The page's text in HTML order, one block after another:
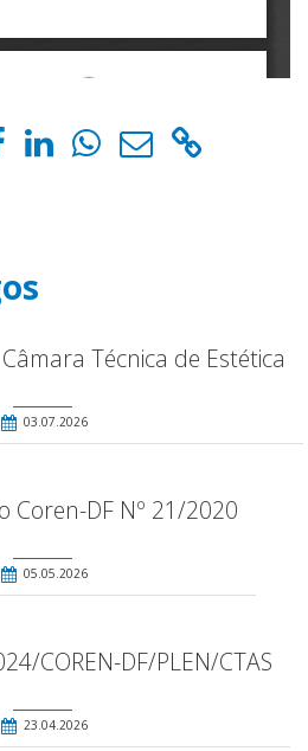
Técnica de Estética
03.07.2026
Coren-DF Nº 21/2020
05.05.2026
COREN-DF/PLEN/CTAS
23.04.2026